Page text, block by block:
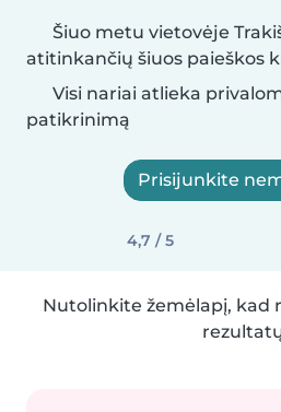
Šiuo metu vietovėje
atitinkančių šiuos paieškos
Visi nariai atlieka
patikrinimą
Prisijunkite
4,7 / 5
Nutolinkite žemėlapį, kad